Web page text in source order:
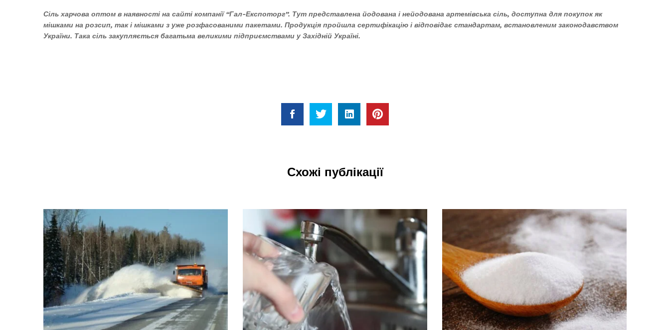
Сіль харчова оптом в наявності на сайті компанії “Гал-Експоторг”. Тут представлена йодована і нейодована артемівська сіль, доступна для покупок як
мішками на розсип, так і мішками з уже розфасованими пакетами. Продукція пройшла сертифікацію і відповідає стандартам, встановленим законодавством
України. Така сіль закупляється багатьма великими підприємствами у Західній Україні.
Схожі публікації